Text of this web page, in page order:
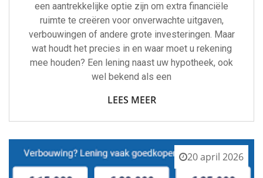
een aantrekkelijke optie zijn om extra financiële
ruimte te creëren voor onverwachte uitgaven,
verbouwingen of andere grote investeringen. Maar
wat houdt het precies in en waar moet u rekening
mee houden? Een lening naast uw hypotheek, ook
wel bekend als een
LEES MEER
20 april 2026